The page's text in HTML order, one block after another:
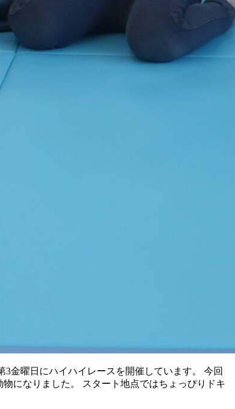
金曜日にハイハイレースを開催しています。 今回
になりました。 スタート地点ではちょっぴりドキ